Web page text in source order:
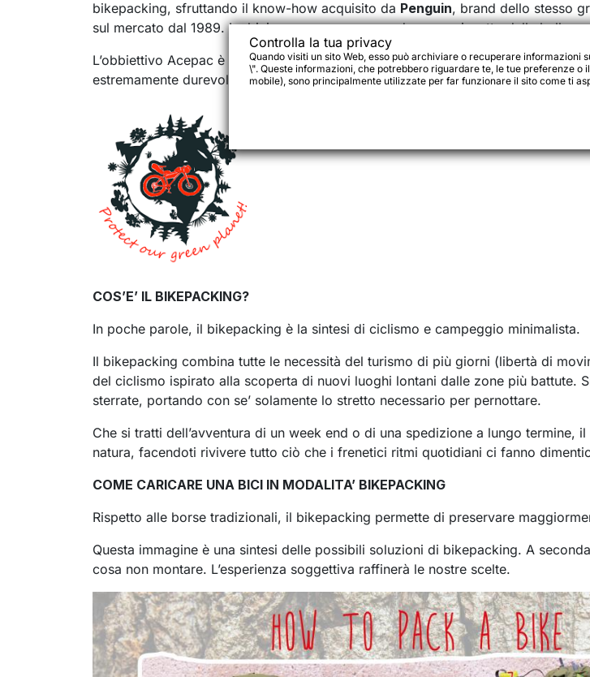
bikepacking, sfruttando il know-how acquisito da Penguin, brand dello stesso
sul mercato dal 1989. La bici come mezzo per godere con rispetto della
L’obbiettivo Acepac è offrire borse funzionali, robuste ed affidabili ai ciclisti
estremamente durevoli è il contributo Acepac allo sviluppo sostenibile e alla
COS’E’ IL BIKEPACKING?
In poche parole, il bikepacking è la sintesi di ciclismo e campeggio minimalista.
Il bikepacking combina tutte le necessità del turismo di più giorni (libertà di
del ciclismo ispirato alla scoperta di nuovi luoghi lontani dalle zone più battute.
sterrate, portando con se’ solamente lo stretto necessario per pernottare.
Che si tratti dell’avventura di un week end o di una spedizione a lungo
natura, facendoti rivivere tutto ciò che i frenetici ritmi quotidiani ci fanno
COME CARICARE UNA BICI IN MODALITA’ BIKEPACKING
Rispetto alle borse tradizionali, il bikepacking permette di preservare
Questa immagine è una sintesi delle possibili soluzioni di bikepacking. A
cosa non montare. L’esperienza soggettiva raffinerà le nostre scelte.
Controlla la tua privacy
Quando visiti un sito Web, esso può archiviare o recuperare
\". Queste informazioni, che potrebbero riguardare te, le tue preferenze
mobile), sono principalmente utilizzate per far funzionare il sito come ti